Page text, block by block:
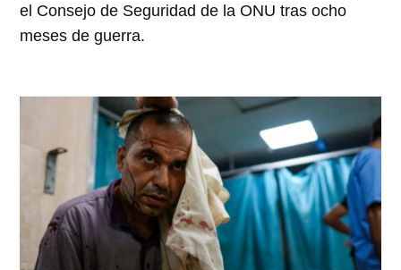
el Consejo de Seguridad de la ONU tras ocho
meses de guerra.